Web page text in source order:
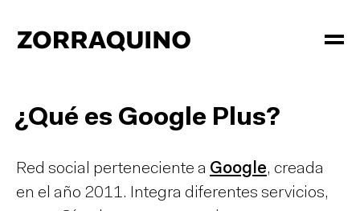
¿Qué es Google Plus?
Red social perteneciente a Google, creada
en el año 2011. Integra diferentes servicios,